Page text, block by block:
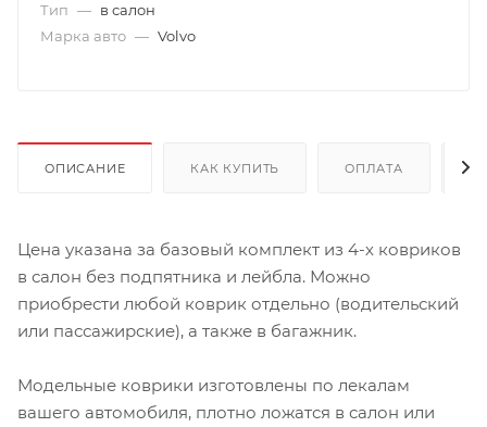
Тип — в салон
Марка авто — Volvo
ОПИСАНИЕ КАК КУПИТЬ ОПЛАТА
Цена указана за базовый комплект из 4-х ковриков
в салон без подпятника и лейбла. Можно
приобрести любой коврик отдельно (водительский
или пассажирские), а также в багажник.
Модельные коврики изготовлены по лекалам
вашего автомобиля, плотно ложатся в салон или